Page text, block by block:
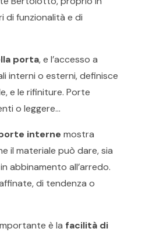
di funzionalità e di
porta, e l’accesso a
interni o esterni, definisce
e le rifiniture. Porte
o leggere…
interne mostra
il materiale può dare, sia
abbinamento all’arredo.
di tendenza o
è la facilità di